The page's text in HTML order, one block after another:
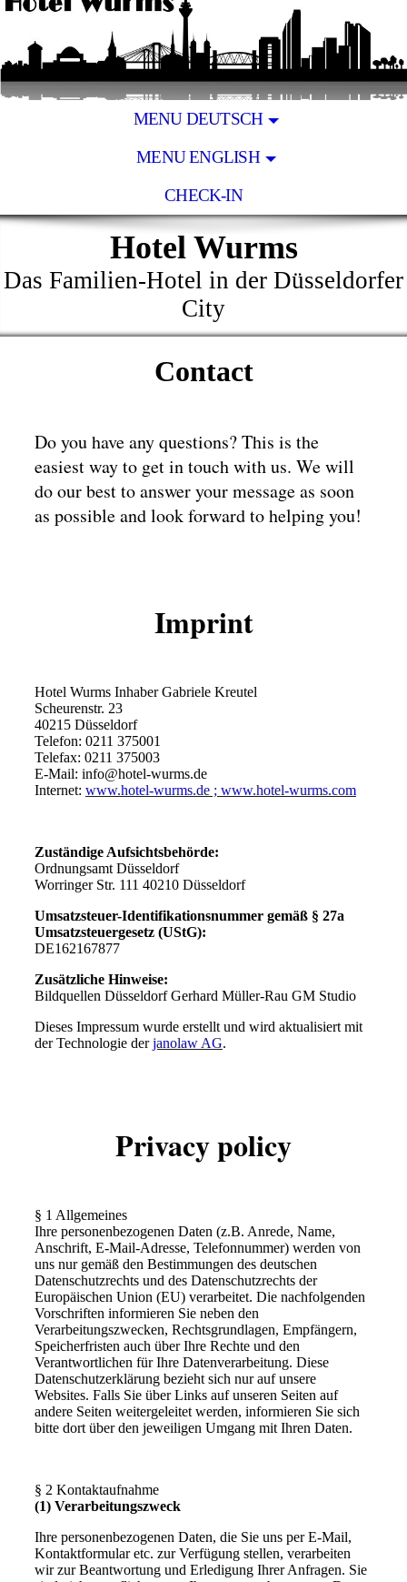
MENU DEUTSCH
MENU ENGLISH
CHECK-IN
Hotel Wurms
Das Familien-Hotel in der Düsseldorfer
City
Contact
Do you have any questions? This is the
easiest way to get in touch with us. We will
do our best to answer your message as soon
as possible and look forward to helping you!
Imprint
Hotel Wurms Inhaber Gabriele Kreutel
Scheurenstr. 23
40215 Düsseldorf
Telefon: 0211 375001
Telefax: 0211 375003
E-Mail: info@hotel-wurms.de
Internet: www.hotel-wurms.de ; www.hotel-wurms.com
Zuständige Aufsichtsbehörde:
Ordnungsamt Düsseldorf
Worringer Str. 111 40210 Düsseldorf
Umsatzsteuer-Identifikationsnummer gemäß § 27a
Umsatzsteuergesetz (UStG):
DE162167877
Zusätzliche Hinweise:
Bildquellen Düsseldorf Gerhard Müller-Rau GM Studio
Dieses Impressum wurde erstellt und wird aktualisiert mit
der Technologie derjanolaw AG.
Privacy policy
§ 1 Allgemeines
Ihre personenbezogenen Daten (z.B. Anrede, Name,
Anschrift, E-Mail-Adresse, Telefonnummer) werden von
uns nur gemäß den Bestimmungen des deutschen
Datenschutzrechts und des Datenschutzrechts der
Europäischen Union (EU) verarbeitet. Die nachfolgenden
Vorschriften informieren Sie neben den
Verarbeitungszwecken, Rechtsgrundlagen, Empfängern,
Speicherfristen auch über Ihre Rechte und den
Verantwortlichen für Ihre Datenverarbeitung. Diese
Datenschutzerklärung bezieht sich nur auf unsere
Websites. Falls Sie über Links auf unseren Seiten auf
andere Seiten weitergeleitet werden, informieren Sie sich
bitte dort über den jeweiligen Umgang mit Ihren Daten.
§ 2 Kontaktaufnahme
(1) Verarbeitungszweck
Ihre personenbezogenen Daten, die Sie uns per E-Mail,
Kontaktformular etc. zur Verfügung stellen, verarbeiten
wir zur Beantwortung und Erledigung Ihrer Anfragen. Sie